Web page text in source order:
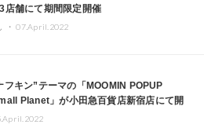
店舗にて期間限定開催
・07.April.2022
フキン”テーマの「MOOMIN POPUP
Planet」が小田急百貨店新宿店にて開